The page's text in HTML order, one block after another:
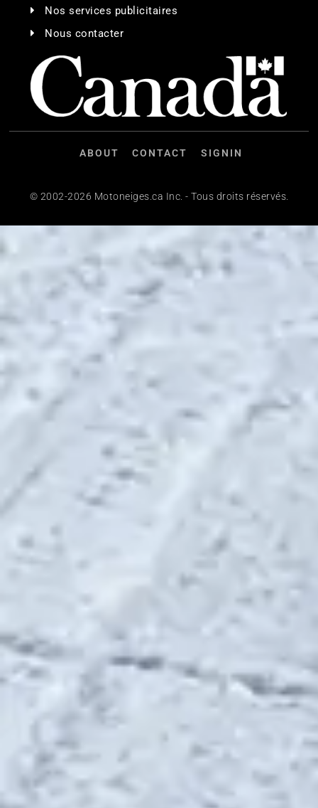
Nos services publicitaires
Nous contacter
ABOUT CONTACT SIGNIN
© 2002-2026 Motoneiges.ca Inc. - Tous droits réservés.